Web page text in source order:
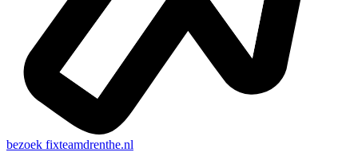
bezoek fixteamdrenthe.nl